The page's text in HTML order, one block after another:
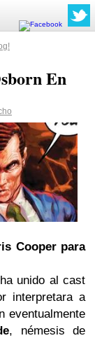
En
Cooperpara
unido al cast
interpretara a
eventualmente
, némesis de